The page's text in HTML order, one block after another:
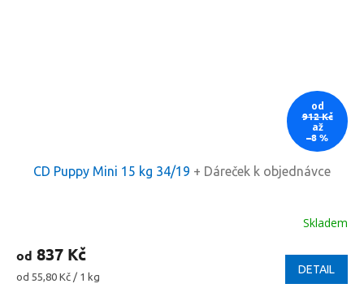
od
912 Kč
až
–8 %
CD Puppy Mini 15 kg 34/19 + Dáreček k objednávce
Skladem
od 837 Kč
Měrná
od 55,80 Kč / 1 kg
DETAIL